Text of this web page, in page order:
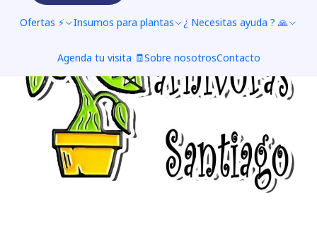
Ofertas ⚡ Insumos para plantas ¿ Necesitas ayuda ? 🙏
Agenda tu visita 🧾Sobre nosotrosContacto